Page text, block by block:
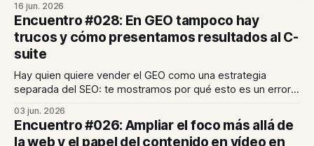
artículo de hoy, te mostramos cómo seguir siendo visible
en un entorno donde el clic cada vez es más escaso.
16 jun. 2026
Encuentro #028: En GEO tampoco hay
trucos y cómo presentamos resultados al C-
suite
Hay quien quiere vender el GEO como una estrategia
separada del SEO: te mostramos por qué esto es un error
métricas en decisiones de negocio en las reuniones con
comités de dirección.
03 jun. 2026
Encuentro #026: Ampliar el foco más allá de
la web y el papel del contenido en vídeo en